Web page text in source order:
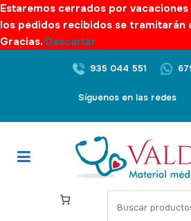
Estaremos cerrados por vacaciones
los pedidos recibidos se tramitarán
Gracias. Descartar
935 044 551
Síguenos en las redes
S
e